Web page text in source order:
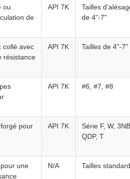
ou
de
API 7K
Tailles
de 4"-7"
collé avec
résistance
API 7K Tailles de 4"-7"
API 7K #6, #7, #8
pour
API 7K
Série F, W,
QDP, T
une
N/A Tailles standard